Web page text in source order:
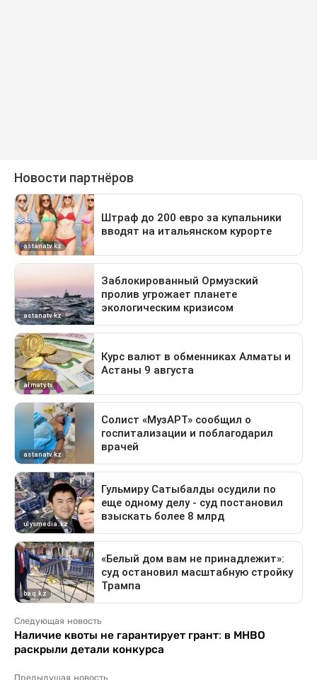
Следующая новость
Наличие квоты не гарантирует грант: в МНВО
раскрыли детали конкурса